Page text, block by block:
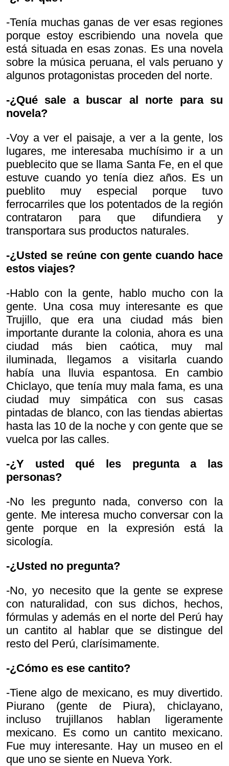
-Tenía muchas ganas de ver esas regiones
porque estoy escribiendo una novela que
está situada en esas zonas. Es una novela
sobre la música peruana, el vals peruano y
algunos protagonistas proceden del norte.
-¿Qué sale a buscar al norte para su
novela?
-Voy a ver el paisaje, a ver a la gente, los
lugares, me interesaba muchísimo ir a un
pueblecito que se llama Santa Fe, en el que
estuve cuando yo tenía diez años. Es un
pueblito muy especial porque tuvo
ferrocarriles que los potentados de la región
contrataron para que difundiera y
transportara sus productos naturales.
-¿Usted se reúne con gente cuando hace
estos viajes?
-Hablo con la gente, hablo mucho con la
gente. Una cosa muy interesante es que
Trujillo, que era una ciudad más bien
importante durante la colonia, ahora es una
ciudad más bien caótica, muy mal
iluminada, llegamos a visitarla cuando
había una lluvia espantosa. En cambio
Chiclayo, que tenía muy mala fama, es una
ciudad muy simpática con sus casas
pintadas de blanco, con las tiendas abiertas
hasta las 10 de la noche y con gente que se
vuelca por las calles.
-¿Y usted qué les pregunta a las
personas?
-No les pregunto nada, converso con la
gente. Me interesa mucho conversar con la
gente porque en la expresión está la
sicología.
-¿Usted no pregunta?
-No, yo necesito que la gente se exprese
con naturalidad, con sus dichos, hechos,
fórmulas y además en el norte del Perú hay
un cantito al hablar que se distingue del
resto del Perú, clarísimamente.
-¿Cómo es ese cantito?
-Tiene algo de mexicano, es muy divertido.
Piurano (gente de Piura), chiclayano,
incluso trujillanos hablan ligeramente
mexicano. Es como un cantito mexicano.
Fue muy interesante. Hay un museo en el
que uno se siente en Nueva York.